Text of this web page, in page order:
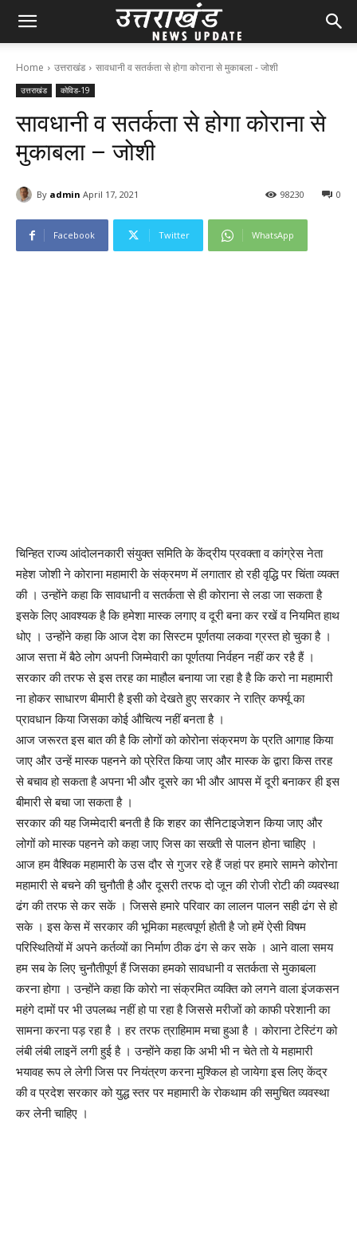
Home उत्तराखंड सावधानी व सतर्कता से होगा कोराना से मुकाबला - जोशी
उत्तराखंड कोविड-19
सावधानी व सतर्कता से होगा कोराना से
मुकाबला – जोशी
By admin April 17, 2021 0
98230
Facebook Twitter WhatsApp
चिन्हित राज्य आंदोलनकारी संयुक्त समिति के केंद्रीय प्रवक्ता व कांग्रेस नेता
महेश जोशी ने कोराना महामारी के संक्रमण में लगातार हो रही वृद्धि पर चिंता व्यक्त
की । उन्होंने कहा कि सावधानी व सतर्कता से ही कोराना से लडा जा सकता है
इसके लिए आवश्यक है कि हमेशा मास्क लगाए व दूरी बना कर रखें व नियमित हाथ
धोए । उन्होंने कहा कि आज देश का सिस्टम पूर्णतया लकवा ग्रस्त हो चुका है ।
आज सत्ता में बैठे लोग अपनी जिम्मेवारी का पूर्णतया निर्वहन नहीं कर रहै हैं ।
सरकार की तरफ से इस तरह का माहौल बनाया जा रहा है है कि करो ना महामारी
ना होकर साधारण बीमारी है इसी को देखते हुए सरकार ने रात्रि कर्फ्यू का
प्रावधान किया जिसका कोई औचित्य नहीं बनता है ।
आज जरूरत इस बात की है कि लोगों को कोरोना संक्रमण के प्रति आगाह किया
जाए और उन्हें मास्क पहनने को प्रेरित किया जाए और मास्क के द्वारा किस तरह
से बचाव हो सकता है अपना भी और दूसरे का भी और आपस में दूरी बनाकर ही इस
बीमारी से बचा जा सकता है ।
सरकार की यह जिम्मेदारी बनती है कि शहर का सैनिटाइजेशन किया जाए और
लोगों को मास्क पहनने को कहा जाए जिस का सख्ती से पालन होना चाहिए ।
आज हम वैश्विक महामारी के उस दौर से गुजर रहे हैं जहां पर हमारे सामने कोरोना
महामारी से बचने की चुनौती है और दूसरी तरफ दो जून की रोजी रोटी की व्यवस्था
ढंग की तरफ से कर सकें । जिससे हमारे परिवार का लालन पालन सही ढंग से हो
सके । इस केस में सरकार की भूमिका महत्वपूर्ण होती है जो हमें ऐसी विषम
परिस्थितियों में अपने कर्तव्यों का निर्माण ठीक ढंग से कर सके । आने वाला समय
हम सब के लिए चुनौतीपूर्ण हैं जिसका हमको सावधानी व सतर्कता से मुकाबला
करना होगा । उन्होंने कहा कि कोरो ना संक्रमित व्यक्ति को लगने वाला इंजकसन
महंगे दामों पर भी उपलब्ध नहीं हो पा रहा है जिससे मरीजों को काफी परेशानी का
सामना करना पड़ रहा है । हर तरफ त्राहिमाम मचा हुआ है । कोराना टेस्टिंग को
लंबी लंबी लाइनें लगी हुई है । उन्होंने कहा कि अभी भी न चेते तो ये महामारी
भयावह रूप ले लेगी जिस पर नियंत्रण करना मुश्किल हो जायेगा इस लिए केंद्र
की व प्रदेश सरकार को युद्ध स्तर पर महामारी के रोकथाम की समुचित व्यवस्था
कर लेनी चाहिए ।